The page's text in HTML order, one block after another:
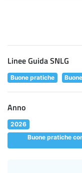
Linee Guida SNLG
Buone pratiche
Anno
2026
Buone pratiche